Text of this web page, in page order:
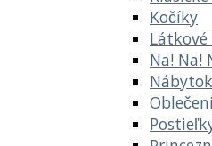
Kočíky
Na! Na!
Nábytok